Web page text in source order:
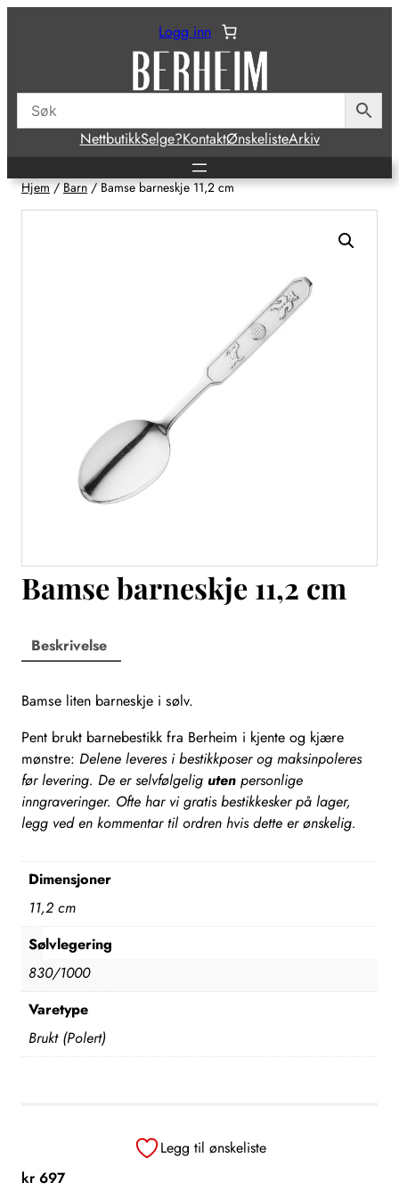
Logg inn
NettbutikkSelge?KontaktØnskelisteArkiv
Hjem/Barn/ Bamse barneskje 11,2 cm
Bamse barneskje 11,2 cm
Beskrivelse
Bamse liten barneskje i sølv.
Pent brukt barnebestikk fra Berheim i kjente og kjære
mønstre: Delene leveres i bestikkposer og maksinpoleres
før levering. De er selvfølgelig uten personlige
inngraveringer. Ofte har vi gratis bestikkesker på lager,
legg ved en kommentar til ordren hvis dette er ønskelig.
Dimensjoner
11,2 cm
Sølvlegering
830/1000
Varetype
Brukt (Polert)
Legg til ønskeliste
kr 697